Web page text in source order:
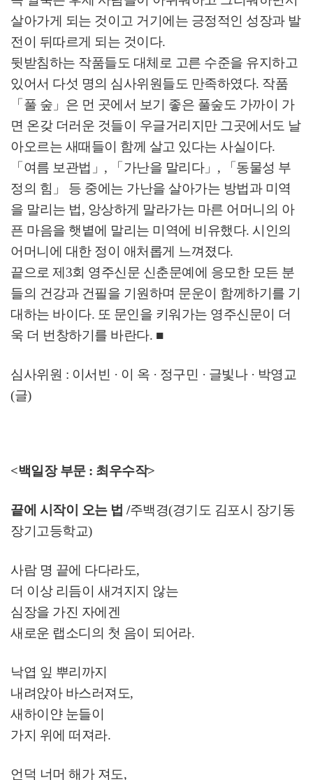
살아가게 되는 것이고 거기에는 긍정적인 성장과 발
전이 뒤따르게 되는 것이다.
뒷받침하는 작품들도 대체로 고른 수준을 유지하고
있어서 다섯 명의 심사위원들도 만족하였다. 작품
「풀 숲 」 은 먼 곳에서 보기 좋은 풀숲도 가까이 가
면 온갖 더러운 것들이 우글거리지만 그곳에서도 날
아오르는 새때들이 함께 살고 있다는 사실이다.
「여름 보관법 」 , 「가난을 말리다」 , 「동물성 부
정의 힘 」 등 중에는 가난을 살아가는 방법과 미역
을 말리는 법, 앙상하게 말라가는 마른 어머니의 아
픈 마음을 햇볕에 말리는 미역에 비유했다. 시인의
어머니에 대한 정이 애처롭게 느껴졌다.
끝으로 제3회 영주신문 신춘문예에 응모한 모든 분
들의 건강과 건필을 기원하며 문운이 함께하기를 기
대하는 바이다. 또 문인을 키워가는 영주신문이 더
욱 더 번창하기를 바란다. ■
심사위원 : 이서빈 · 이 옥 · 정구민 · 글빛나 · 박영교
(글)
<백일장 부문 : 최우수작>
끝에 시작이 오는 법 /주백경(경기도 김포시 장기동
장기고등학교)
사람 명 끝에 다다라도,
더 이상 리듬이 새겨지지 않는
심장을 가진 자에겐
새로운 랩소디의 첫 음이 되어라.
낙엽 잎 뿌리까지
내려앉아 바스러져도,
새하이얀 눈들이
가지 위에 떠져라.
언덕 너머 해가 져도,